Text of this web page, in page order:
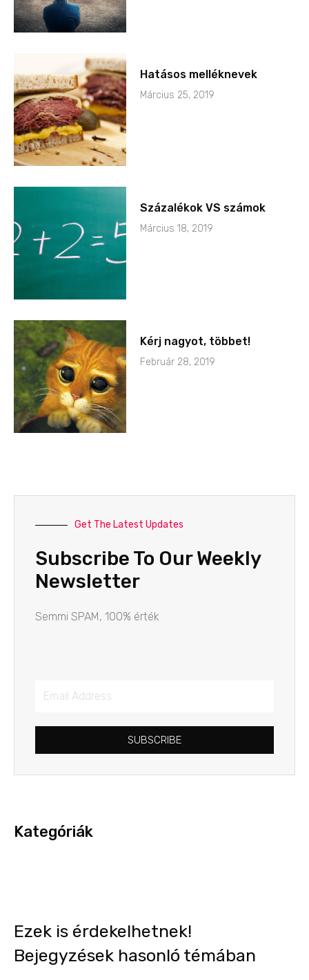
Hatásos melléknevek
Március 25, 2019
Százalékok VS számok
Március 18, 2019
Kérj nagyot, többet!
Február 28, 2019
Get The Latest Updates
Subscribe To Our Weekly
Newsletter
Semmi SPAM, 100% érték
SUBSCRIBE
Kategóriák
Ezek is érdekelhetnek!
Bejegyzések hasonló témában